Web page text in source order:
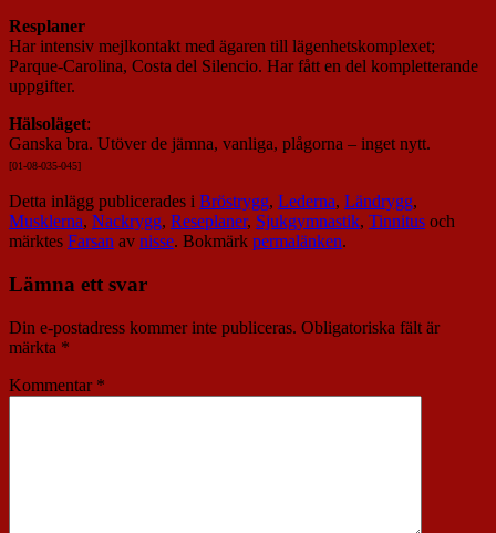
Resplaner
Har intensiv mejlkontakt med ägaren till lägenhetskomplexet;
Parque-Carolina, Costa del Silencio. Har fått en del kompletterande
uppgifter.
Hälsoläget:
Ganska bra. Utöver de jämna, vanliga, plågorna – inget nytt.
[01-08-035-045]
Detta inlägg publicerades i Bröstrygg, Lederna, Ländrygg,
Musklerna, Nackrygg, Reseplaner, Sjukgymnastik, Tinnitus och
märktes Farsan av nisse. Bokmärk permalänken.
Lämna ett svar
Din e-postadress kommer inte publiceras. Obligatoriska fält är
märkta *
Kommentar *